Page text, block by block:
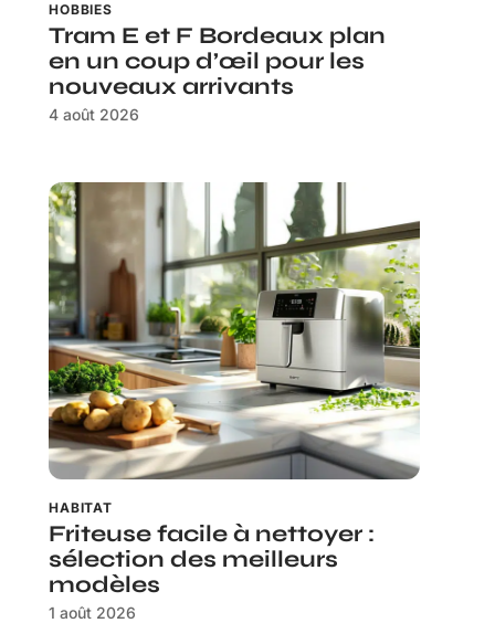
HOBBIES
Tram E et F Bordeaux plan
en un coup d’œil pour les
nouveaux arrivants
4 août 2026
HABITAT
Friteuse facile à nettoyer :
sélection des meilleurs
modèles
1 août 2026